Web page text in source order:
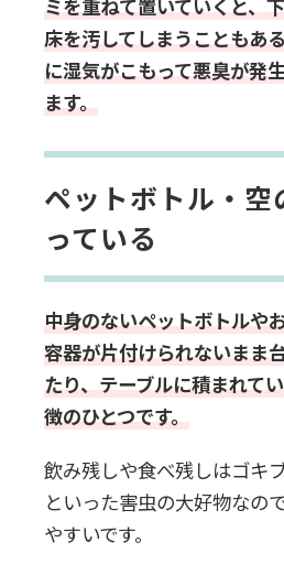
一人暮らしの汚部屋
物の定位置を決める
定期的に人を招く
買い物の内容を見直
汚部屋の一人暮らし
る質問
しまう？
Q一人暮らしで汚部
ミを重ねて置いていくと、
床を汚してしまうこともあ
に湿気がこもって悪臭が発
ます。
ペットボトル・空
っている
中身のないペットボトルや
容器が片付けられないまま
たり、テーブルに積まれて
徴のひとつです。
飲み残しや食べ残しはゴキ
といった害虫の大好物なの
やすいです。